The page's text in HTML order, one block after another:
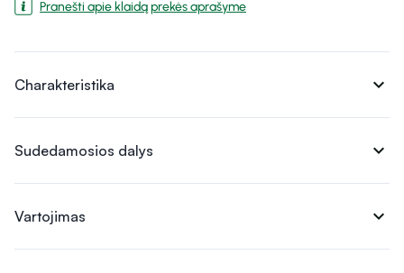
Pranešti apie klaidą prekės aprašyme
Charakteristika expand_more
Sudedamosios dalys expand_more
Vartojimas expand_more